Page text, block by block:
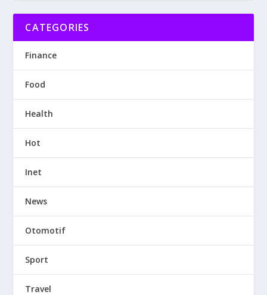
CATEGORIES
Finance
Food
Health
Hot
Inet
News
Otomotif
Sport
Travel